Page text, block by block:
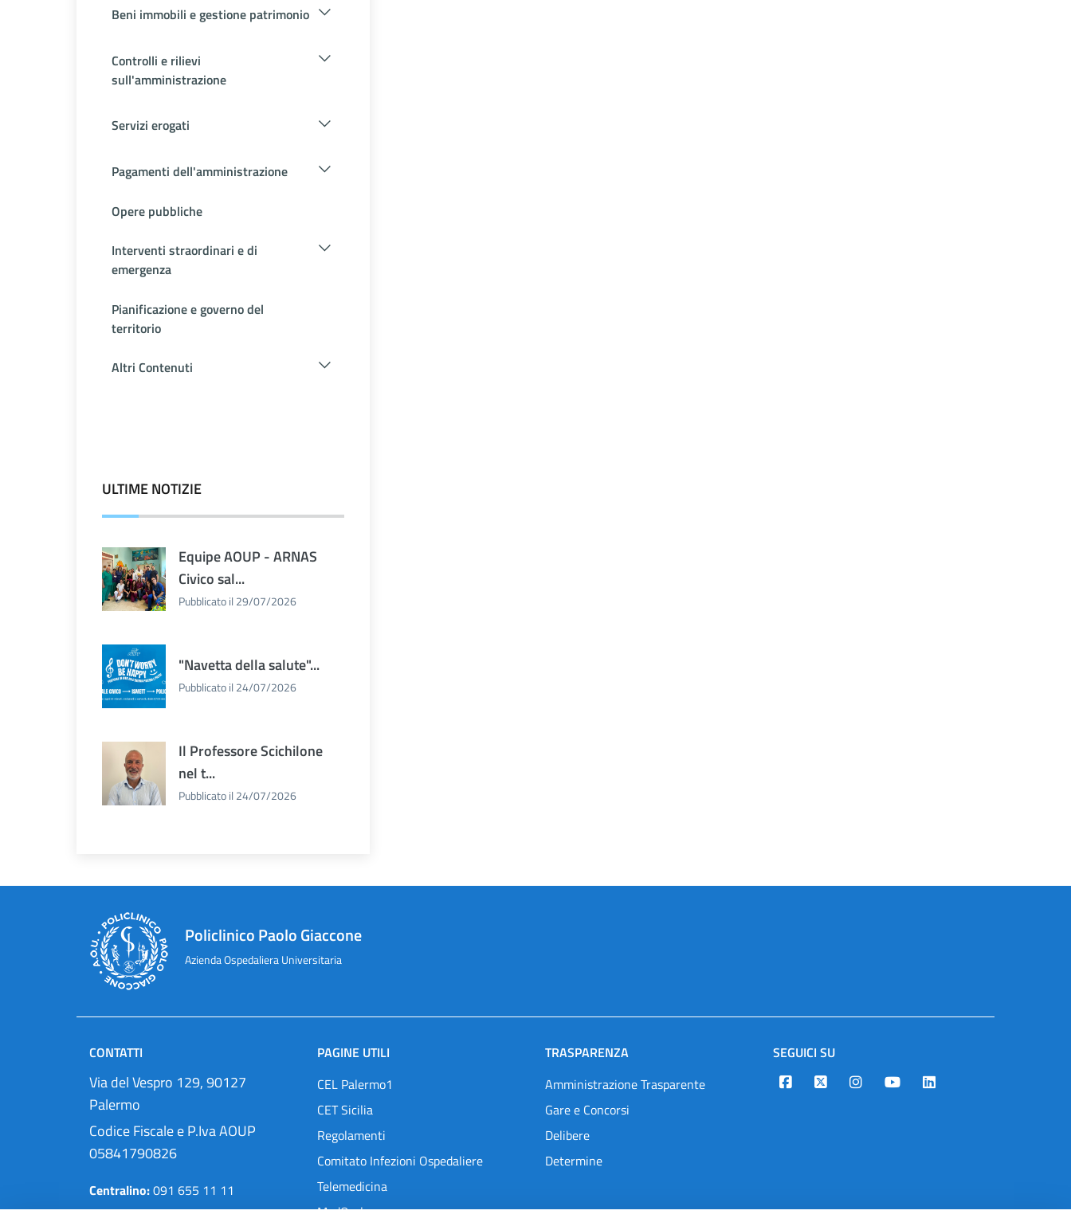
Beni immobili e gestione patrimonio
Controlli e rilievi
sull'amministrazione
Servizi erogati
Pagamenti dell'amministrazione
Opere pubbliche
Interventi straordinari e di
emergenza
Pianificazione e governo del
territorio
Altri Contenuti
ULTIME NOTIZIE
Equipe AOUP - ARNAS
Civico sal...
Pubblicato il 29/07/2026
"Navetta della salute"...
Pubblicato il 24/07/2026
Il Professore Scichilone
nel t...
Pubblicato il 24/07/2026
Policlinico Paolo Giaccone
Azienda Ospedaliera Universitaria
CONTATTI
Via del Vespro 129, 90127
Palermo
Codice Fiscale e P.Iva AOUP
05841790826
Centralino:091 655 11 11
Pec:protocollo@cert.policlinico.pa.it
PAGINE UTILI
CEL Palermo1
CET Sicilia
Regolamenti
Comitato Infezioni Ospedaliere
Telemedicina
MedOral
TRASPARENZA
Amministrazione Trasparente
Gare e Concorsi
Delibere
Determine
SEGUICI SU
Designers Italia
TwitterInstagramYoutubeLinkedin